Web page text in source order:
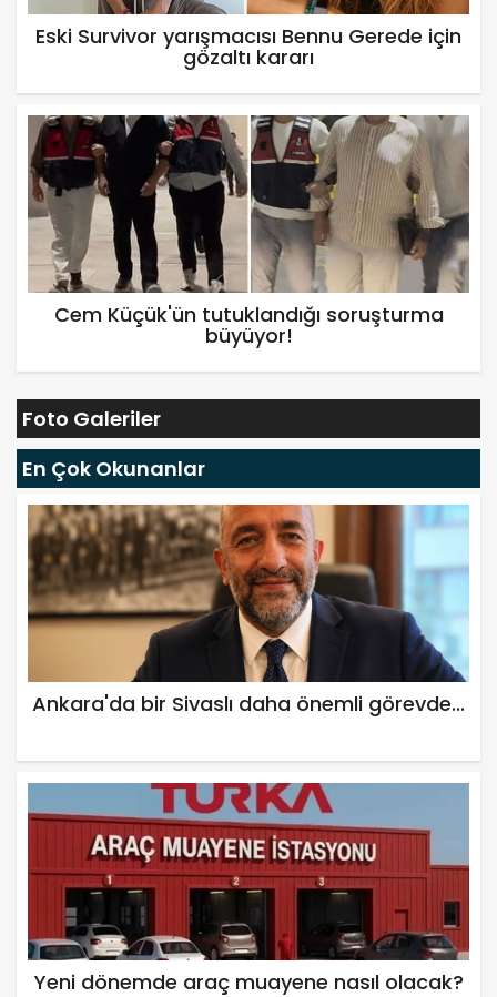
Eski Survivor yarışmacısı Bennu Gerede için
gözaltı kararı
Cem Küçük'ün tutuklandığı soruşturma
büyüyor!
Foto Galeriler
En Çok Okunanlar
Ankara'da bir Sivaslı daha önemli görevde...
Yeni dönemde araç muayene nasıl olacak?